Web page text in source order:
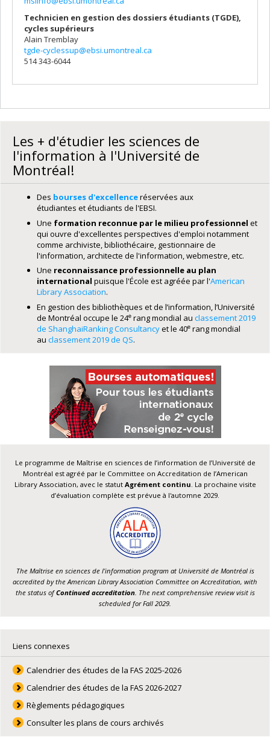
Technicien en gestion des dossiers étudiants (TGDE),
cycles supérieurs
Alain Tremblay
tgde-cyclessup@ebsi.umontreal.ca
514 343-6044
Les + d'étudier les sciences de
l'information à l'Université de
Montréal!
Des bourses d'excellenceréservées aux
étudiantes et étudiants de l'EBSI.
Une formation reconnue par le milieu professionnel et
qui ouvre d'excellentes perspectives d'emploi notamment
comme archiviste, bibliothécaire, gestionnaire de
l'information, architecte de l'information, webmestre, etc.
Une reconnaissance professionnelle au plan
international puisque l'École est agréée par l'American
Library Association.
En gestion des bibliothèques et de l’information, l’Université
de Montréal occupe le 24e rang mondial au classement 2019
de ShanghaiRanking Consultancyet le 40e rang mondial
au classement 2019 de QS.
Le programme de Maîtrise en sciences de l’information de l’Université de
Montréal est agréé par le Committee on Accreditation de l’American
Library Association, avec le statut Agrément continu . La prochaine visite
d’évaluation complète est prévue à l'automne 2029.
The Maîtrise en sciences de l’information program at Université de Montréal is
accredited by the American Library Association Committee on Accreditation, with
the status ofContinued accreditation. The next comprehensive review visit is
scheduled for Fall 2029.
Liens connexes
Calendrier des études de la FAS 2025-2026
Calendrier des études de la FAS 2026-2027
Règlements pédagogiques
Consulter les plans de cours archivés